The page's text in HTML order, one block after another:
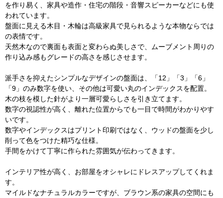
を作り易く、家具や造作・住宅の階段・音響スピーカーなどにも使
われています。
盤面に見える木目・木輪は高級家具で見られるような本物ならでは
の表情です。
天然木なので裏面も表面と変わらぬ美しさで、ムーブメント周りの
作り込み感もグレードの高さを感じさせます。
派手さを抑えたシンプルなデザインの盤面は、「12」「3」「6」
「9」のみ数字を使い、その他は可愛い丸のインデックスを配置。
木の枝を模した針がより一層可愛らしさを引き立てます。
数字の視認性が高く、離れた位置からでも一目で時間がわかりやす
いです。
数字やインデックスはプリント印刷ではなく、ウッドの盤面を少し
削って色をつけた精巧な仕様。
手間をかけて丁寧に作られた雰囲気が伝わってきます。
インテリア性が高く、お部屋をオシャレにドレスアップしてくれま
す。
マイルドなナチュラルカラーですが、ブラウン系の家具の空間にも